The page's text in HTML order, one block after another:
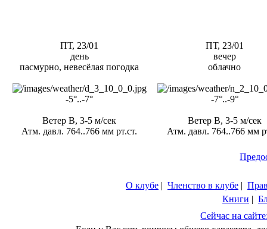
ПТ, 23/01
день
пасмурно, невесёлая погодка
-5°..-7°
Ветер В, 3-5 м/сек
Атм. давл. 764..766 мм рт.ст.
ПТ, 23/01
вечер
облачно
-7°..-9°
Ветер В, 3-5 м/сек
Атм. давл. 764..766 мм
О клубе | Членство в клубе |
Книги |
Сейчас на